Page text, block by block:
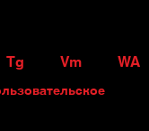
Tg Vm WA